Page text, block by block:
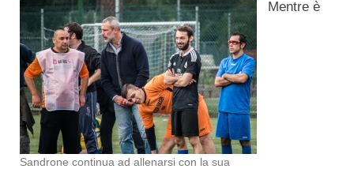
Sandrone continua ad allenarsi con la sua
Mentre è